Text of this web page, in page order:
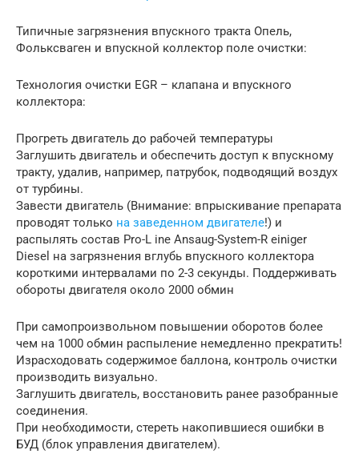
Типичные загрязнения впускного тракта Опель,
Фольксваген и впускной коллектор поле очистки:
Технология очистки EGR – клапана и впускного
коллектора:
Прогреть двигатель до рабочей температуры
Заглушить двигатель и обеспечить доступ к впускному
тракту, удалив, например, патрубок, подводящий воздух
от турбины.
Завести двигатель (Внимание: впрыскивание препарата
проводят только на заведенном двигателе!) и
распылять состав Pro-L ine Ansaug-System-R einiger
Diesel на загрязнения вглубь впускного коллектора
короткими интервалами по 2-3 секунды. Поддерживать
обороты двигателя около 2000 обмин
При самопроизвольном повышении оборотов более
чем на 1000 обмин распыление немедленно прекратить!
Израсходовать содержимое баллона, контроль очистки
производить визуально.
Заглушить двигатель, восстановить ранее разобранные
соединения.
При необходимости, стереть накопившиеся ошибки в
БУД (блок управления двигателем).